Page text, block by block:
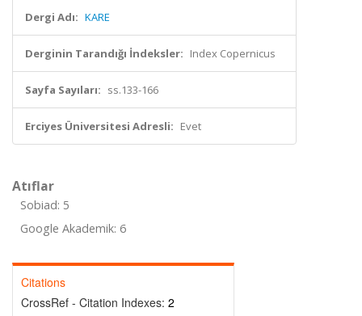
Dergi Adı: KARE
Derginin Tarandığı İndeksler: Index Copernicus
Sayfa Sayıları: ss.133-166
Erciyes Üniversitesi Adresli: Evet
Atıflar
Sobiad: 5
Google Akademik: 6
Citations
CrossRef - Citation Indexes: 2